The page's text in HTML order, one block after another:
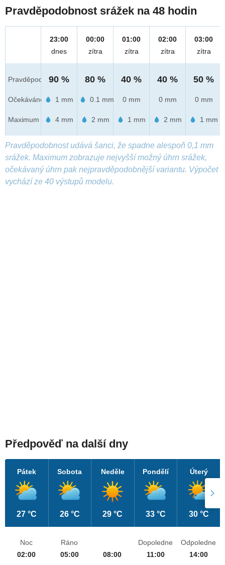
Pravděpodobnost srážek na 48 hodin
Pravděpod.
Očekáváno
Maximum
23:00
dnes
90 %
1 mm
4 mm
00:00
zítra
80 %
0.1 mm
2 mm
01:00
zítra
40 %
0 mm
1 mm
02:00
zítra
40 %
0 mm
2 mm
03:00
zítra
50 %
0 mm
1 mm
Pravděpodobnost udává šanci, že spadne alespoň 0,1 mm
srážek. Maximum zobrazuje nejvyšší možný úhrn srážek,
očekávaný úhrn pak nejpravděpodobnější variantu. Výpočet
vychází ze 40 výstupů modelu.
Předpověď na další dny
Pátek
27 °C
Sobota
26 °C
Neděle
29 °C
Pondělí
33 °C
Úterý
30 °C
Noc
02:00
Ráno
05:00
08:00
Dopoledne
11:00
Odpoledne
14:00